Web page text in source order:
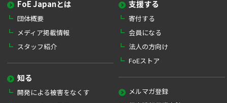
FoE Japanとは
団体概要
メディア掲載情報
スタッフ紹介
知る
開発による被害をなくす
支援する
寄付する
会員になる
法人の方向け
FoEストア
メルマガ登録